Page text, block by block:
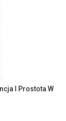
I Prostota W